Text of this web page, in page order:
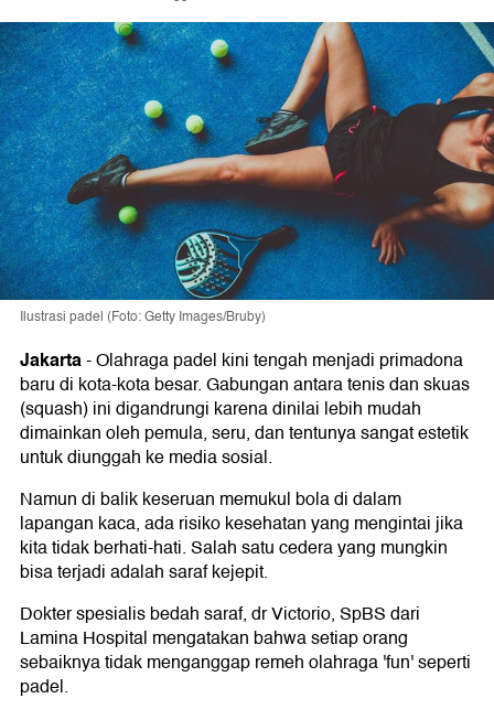
Ilustrasi padel (Foto: Getty Images/Bruby)
Jakarta-Olahraga padel kini tengah menjadi primadona
baru di kota-kota besar. Gabungan antara tenis dan skuas
(squash) ini digandrungi karena dinilai lebih mudah
dimainkan oleh pemula, seru, dan tentunya sangat estetik
untuk diunggah ke media sosial.
Namun di balik keseruan memukul bola di dalam
lapangan kaca, ada risiko kesehatan yang mengintai jika
kita tidak berhati-hati. Salah satu cedera yang mungkin
bisa terjadi adalah saraf kejepit.
Dokter spesialis bedah saraf, dr Victorio, SpBS dari
Lamina Hospital mengatakan bahwa setiap orang
sebaiknya tidak menganggap remeh olahraga 'fun' seperti
padel.